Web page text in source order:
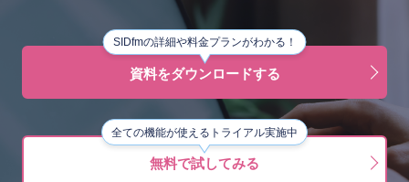
SIDfmの詳細や料金プランがわかる！
資料をダウンロードする
全ての機能が使えるトライアル実施中
無料で試してみる